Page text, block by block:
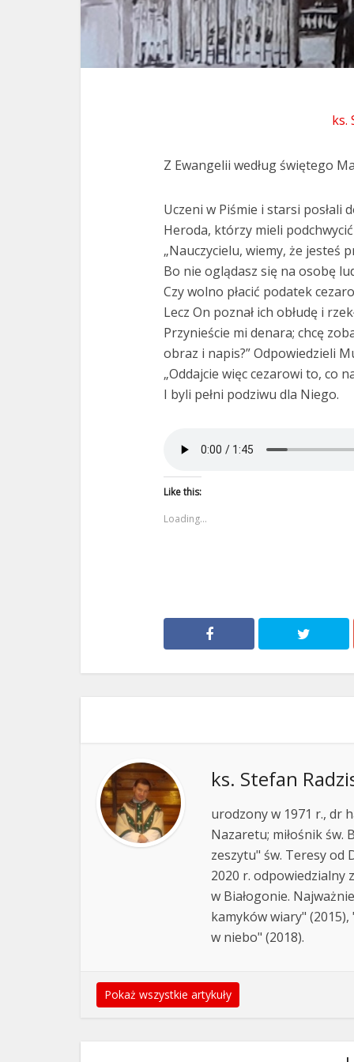
ks.
Z Ewangelii według świętego
Uczeni w Piśmie i starsi posłali
Heroda, którzy mieli
„Nauczycielu, wiemy, że jesteś
Bo nie oglądasz się na osobę
Czy wolno płacić podatek
Lecz On poznał ich obłudę i
Przynieście mi denara; chcę
obraz i napis?” Odpowiedzieli
„Oddajcie więc cezarowi to, co
I byli pełni podziwu dla Niego.
Like this:
Loading...
ks. Stefan
urodzony w 1971 r., dr
Nazaretu; miłośnik św.
zeszytu" św. Teresy od
2020 r. odpowiedzialny
w Białogonie.
kamyków wiary"
w niebo" (2018).
Pokaż wszystkie artykuły